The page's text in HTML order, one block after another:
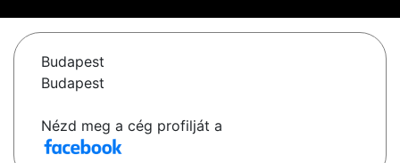
Budapest
Budapest
Nézd meg a cég profilját a